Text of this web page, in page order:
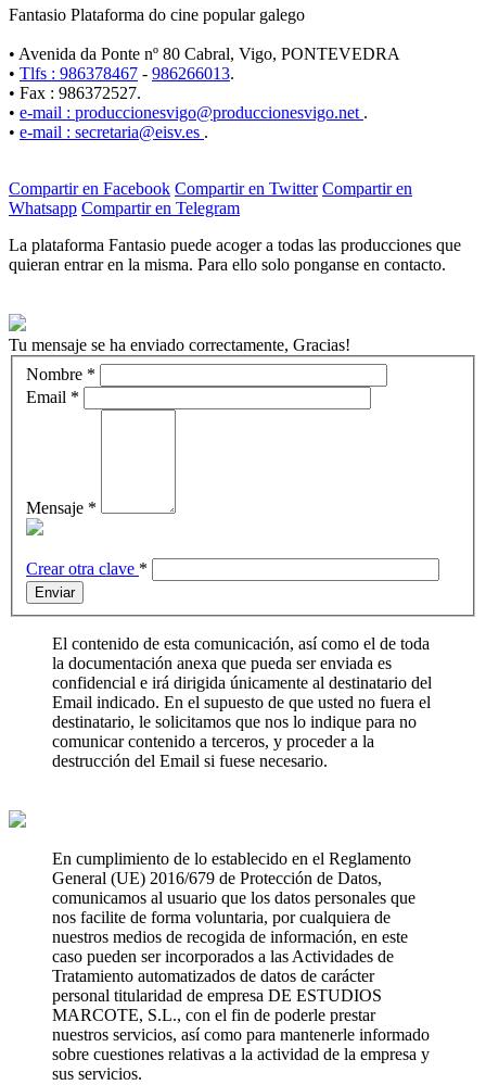
Fantasio Plataforma do cine popular galego
• Avenida da Ponte nº 80 Cabral, Vigo, PONTEVEDRA
• Tlfs : 986378467 - 986266013.
• Fax : 986372527.
• e-mail : produccionesvigo@produccionesvigo.net .
• e-mail : secretaria@eisv.es .
Compartir en Facebook Compartir en Twitter Compartir en
Whatsapp Compartir en Telegram
La plataforma Fantasio puede acoger a todas las producciones que
quieran entrar en la misma. Para ello solo ponganse en contacto.
Tu mensaje se ha enviado correctamente, Gracias!
Nombre *
Email *
Mensaje *
Crear otra clave *
Enviar
El contenido de esta comunicación, así como el de toda
la documentación anexa que pueda ser enviada es
confidencial e irá dirigida únicamente al destinatario del
Email indicado. En el supuesto de que usted no fuera el
destinatario, le solicitamos que nos lo indique para no
comunicar contenido a terceros, y proceder a la
destrucción del Email si fuese necesario.
En cumplimiento de lo establecido en el Reglamento
General (UE) 2016/679 de Protección de Datos,
comunicamos al usuario que los datos personales que
nos facilite de forma voluntaria, por cualquiera de
nuestros medios de recogida de información, en este
caso pueden ser incorporados a las Actividades de
Tratamiento automatizados de datos de carácter
personal titularidad de empresa DE ESTUDIOS
MARCOTE, S.L., con el fin de poderle prestar
nuestros servicios, así como para mantenerle informado
sobre cuestiones relativas a la actividad de la empresa y
sus servicios.